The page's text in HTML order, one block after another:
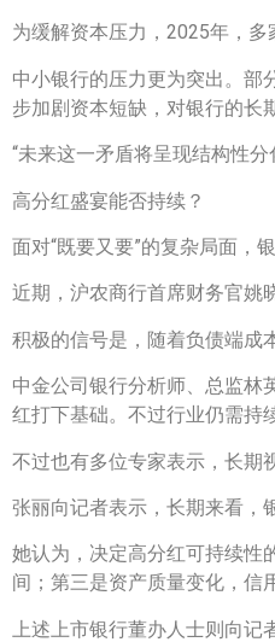
为缓解资本压力，2025年，多
中小银行的压力更为突出。部
步加剧资本短缺，对银行的长
“未来这一矛盾将呈现结构性
高分红盛宴能否持续？
面对“既要又要”的复杂局面，
近期，沪农商行首席财务官姚
积极的信号是，随着负债端成
中金公司银行分析师、总监林
红打下基础。不过行业仍需持
不过也有多位专家表示，长期
张丽向记者表示，长期来看，
她认为，决定高分红可持续性
间；第三是资产质量变化，信
上述上市银行董办人士则向